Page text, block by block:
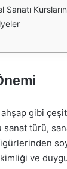
ahşap gibi
türü,
ve